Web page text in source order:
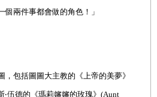
個兩件事都會做的角色！」
包括圖圖大主教的《上帝的美夢》
‧伍德的《瑪莉嬸嬸的玫瑰》 (Aunt